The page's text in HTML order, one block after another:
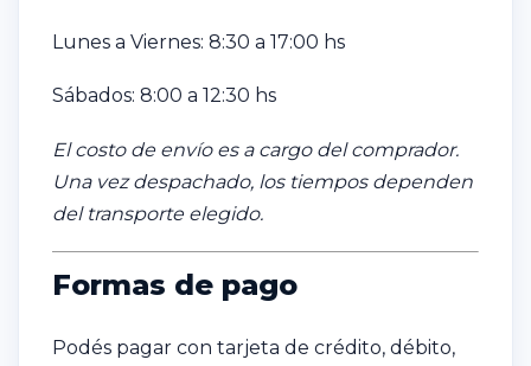
Lunes a Viernes: 8:30 a 17:00 hs
Sábados: 8:00 a 12:30 hs
El costo de envío es a cargo del comprador.
Una vez despachado, los tiempos dependen
del transporte elegido.
Formas de pago
Podés pagar con tarjeta de crédito, débito,